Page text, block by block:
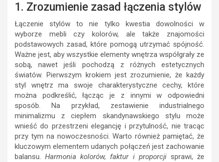
1. Zrozumienie zasad łączenia stylów
Łączenie stylów to nie tylko kwestia dowolności w
wyborze mebli czy kolorów, ale także znajomości
podstawowych zasad, które pomogą utrzymać spójność.
Ważne jest, aby wszystkie elementy wnętrza współgrały ze
sobą, nawet jeśli pochodzą z różnych estetycznych
światów. Pierwszym krokiem jest zrozumienie, że każdy
styl wnętrz ma swoje charakterystyczne cechy, które
można podkreślić, łącząc je z innymi w odpowiedni
sposób. Na przykład, zestawienie industrialnego
minimalizmu z ciepłem skandynawskiego stylu może
wnieść do przestrzeni elegancję i przytulność, nie tracąc
przy tym na nowoczesności. Warto również pamiętać, że
kluczowym elementem udanych połączeń jest zachowanie
balansu.Harmonia kolorów, faktur i proporcjisprawi, że